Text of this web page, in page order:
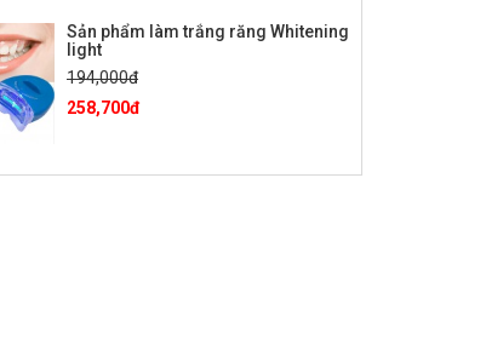
Sản phẩm làm trắng răng Whitening
light
194,000đ
258,700đ